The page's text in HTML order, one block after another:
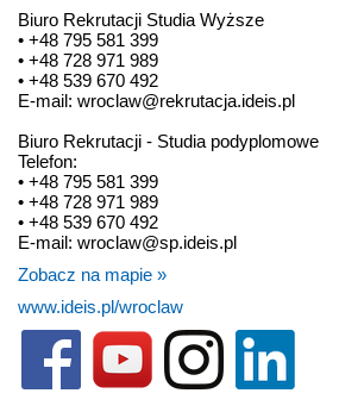
Biuro Rekrutacji Studia Wyższe
• +48 795 581 399
• +48 728 971 989
• +48 539 670 492
E-mail: wroclaw@rekrutacja.ideis.pl
Biuro Rekrutacji - Studia podyplomowe
Telefon:
• +48 795 581 399
• +48 728 971 989
• +48 539 670 492
E-mail: wroclaw@sp.ideis.pl
Zobacz na mapie »
www.ideis.pl/wroclaw